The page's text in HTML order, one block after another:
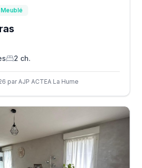
Meublé
s 2 ch.
par AJP ACTEA La Hume